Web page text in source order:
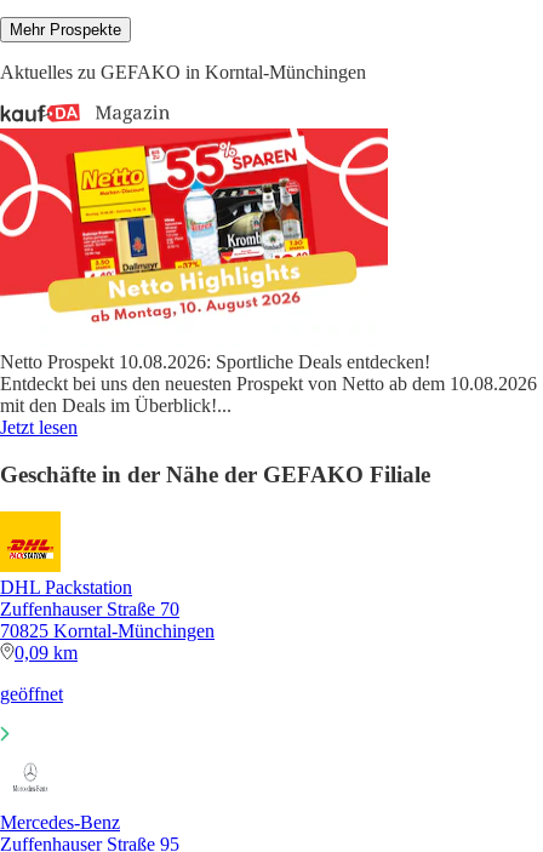
Mehr Prospekte
Aktuelles zu GEFAKO in Korntal-Münchingen
Netto Prospekt 10.08.2026: Sportliche Deals entdecken!
Entdeckt bei uns den neuesten Prospekt von Netto ab dem 10.08.2026
mit den Deals im Überblick!...
Jetzt lesen
Geschäfte in der Nähe der GEFAKO Filiale
DHL Packstation
Zuffenhauser Straße 70
70825 Korntal-Münchingen
0,09 km
geöffnet
Mercedes-Benz
Zuffenhauser Straße 95